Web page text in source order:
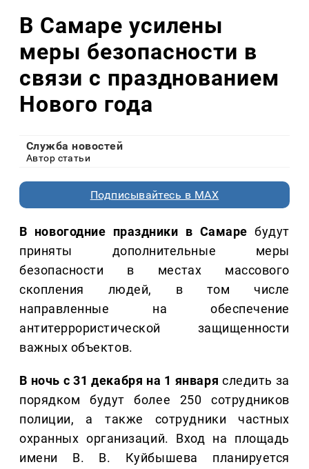
В Самаре усилены
меры безопасности в
связи с празднованием
Нового года
Служба новостей
Автор статьи
Подписывайтесь в MAX
В новогодние праздники в Самаре будут
приняты дополнительные меры
безопасности в местах массового
скопления людей, в том числе
направленные на обеспечение
антитеррористической защищенности
важных объектов.
В ночь с 31 декабря на 1 января следить за
порядком будут более 250 сотрудников
полиции, а также сотрудники частных
охранных организаций. Вход на площадь
имени В. В. Куйбышева планируется